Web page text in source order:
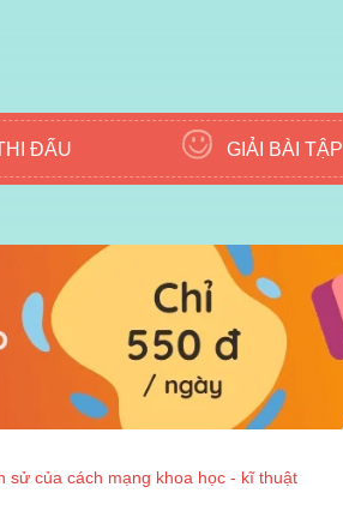
ĐẤU GIẢI BÀI TẬP
sử của cách mạng khoa học - kĩ thuật